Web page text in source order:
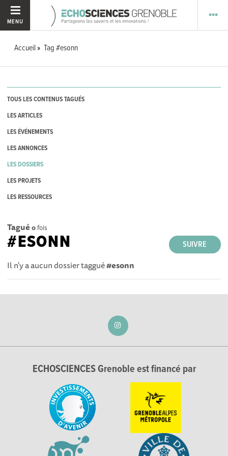
MENU
Accueil Tag #esonn
TOUS LES CONTENUS TAGUÉS
LES ARTICLES
LES ÉVÉNEMENTS
LES ANNONCES
LES DOSSIERS
LES PROJETS
LES RESSOURCES
Tagué 0fois
SUIVRE
#ESONN
Il n'y a aucun dossier taggué#esonn
ECHOSCIENCES Grenoble est financé par